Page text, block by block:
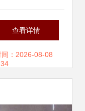
这些高性价比
日用神器别错
查看详情
间：2026-08-08